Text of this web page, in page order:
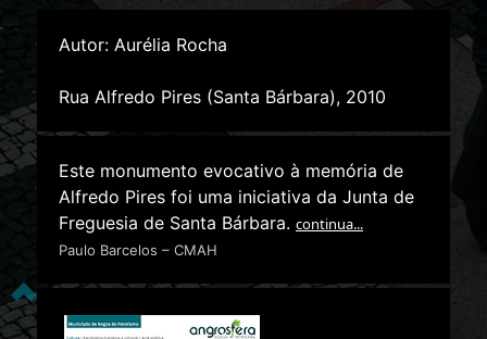
Autor: Aurélia Rocha
Rua Alfredo Pires (Santa Bárbara), 2010
Este monumento evocativo à memória de
Alfredo Pires foi uma iniciativa da Junta de
Freguesia de Santa Bárbara. continua...
Paulo Barcelos – CMAH